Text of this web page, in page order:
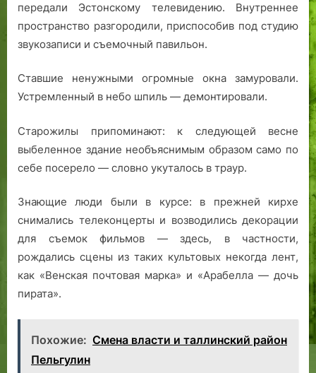
передали Эстонскому телевидению. Внутреннее
пространство разгородили, приспособив под студию
звукозаписи и съемочный павильон.
Ставшие ненужными огромные окна замуровали.
Устремленный в небо шпиль — демонтировали.
Старожилы припоминают: к следующей весне
выбеленное здание необъяснимым образом само по
себе посерело — словно укуталось в траур.
Знающие люди были в курсе: в прежней кирхе
снимались телеконцерты и возводились декорации
для съемок фильмов — здесь, в частности,
рождались сцены из таких культовых некогда лент,
как «Венская почтовая марка» и «Арабелла — дочь
пирата».
Похожие: Смена власти и таллинский район
Пельгулин